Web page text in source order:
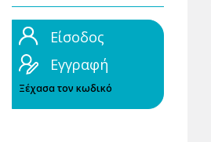
Είσοδος
Εγγραφή
Ξέχασα τον κωδικό